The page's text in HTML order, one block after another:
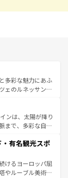
多彩な魅力にあふ
ェのルネッサンス
マルフィ海岸の絶
合間には、本場の
を堪能することも
旅をしてみよう！
ンは、太陽が降り
まで、多彩な自然
メンコ、熱気あふ
の一部となってい
や、バルセロナの
ローマ遺跡や中世
有名観光スポ
けるヨーロッパ屈
やルーブル美術館